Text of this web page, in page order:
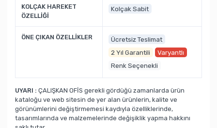
KOLÇAK HAREKET
ÖZELLİĞİ
Kolçak Sabit
ÖNE ÇIKAN ÖZELLİKLER
Ücretsiz Teslimat
2 Yıl Garantili
Varyantlı
Renk Seçenekli
UYARI : ÇALIŞKAN OFİS gerekli gördüğü zamanlarda ürün
kataloğu ve web sitesin de yer alan ürünlerin, kalite ve
görünümlerini değiştirmemesi kaydıyla özelliklerinde,
tasarımlarında ve malzemelerinde değişiklik yapma hakkını